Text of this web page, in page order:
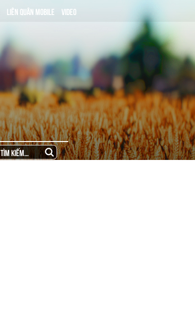
LIÊN QUÂN MOBILE VIDEO